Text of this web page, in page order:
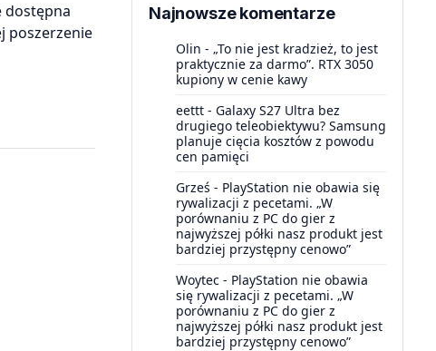
dostępna
poszerzenie
Najnowsze komentarze
Olin - „To nie jest kradzież, to jest
praktycznie za darmo”. RTX 3050
kupiony w cenie kawy
eettt - Galaxy S27 Ultra bez
drugiego teleobiektywu? Samsung
planuje cięcia kosztów z powodu
cen pamięci
Grześ - PlayStation nie obawia się
rywalizacji z pecetami. „W
porównaniu z PC do gier z
najwyższej półki nasz produkt jest
bardziej przystępny cenowo”
Woytec - PlayStation nie obawia
się rywalizacji z pecetami. „W
porównaniu z PC do gier z
najwyższej półki nasz produkt jest
bardziej przystępny cenowo”